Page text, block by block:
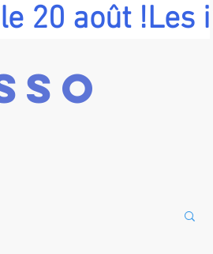
20 août !